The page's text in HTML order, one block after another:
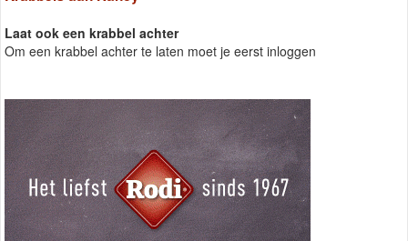
Laat ook een krabbel achter
Om een krabbel achter te laten moet je eerst inloggen